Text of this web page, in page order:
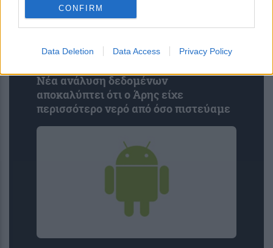
CONFIRM
Data Deletion Data Access Privacy Policy
Νέα ανάλυση δεδομένων
αποκαλύπτει ότι ο Άρης είχε
περισσότερο νερό από όσο πιστεύαμε